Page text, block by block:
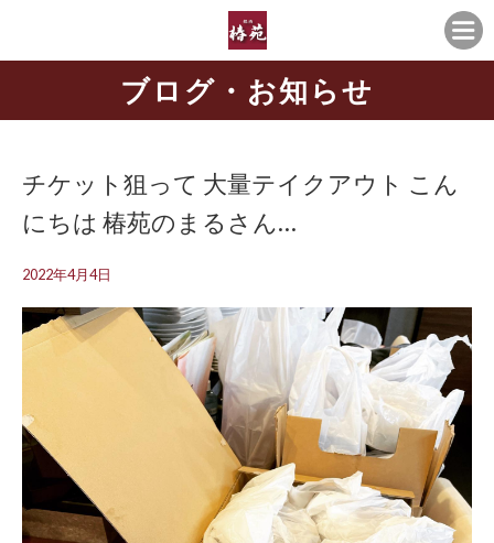
ブログ・お知らせ
チケット狙って 大量テイクアウト こん
にちは 椿苑のまるさん…
2022年4月4日